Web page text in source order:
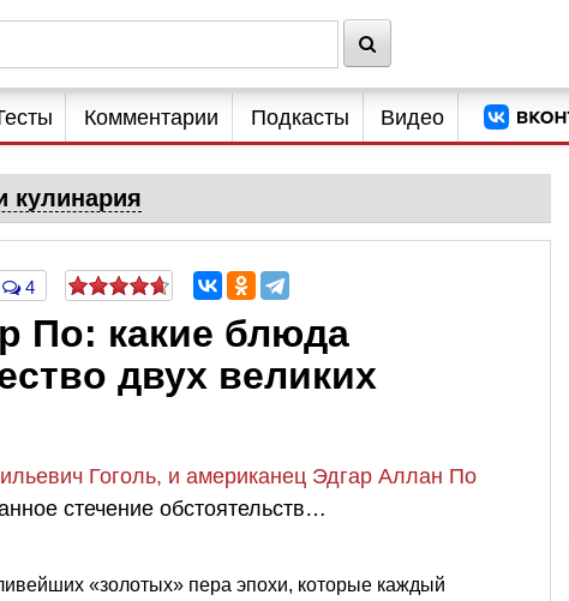
Комментарии Подкасты Видео
кулинария
4
По: какие блюда
двух великих
Гоголь, и американец Эдгар Аллан По
стечение обстоятельств…
«золотых» пера эпохи, которые каждый